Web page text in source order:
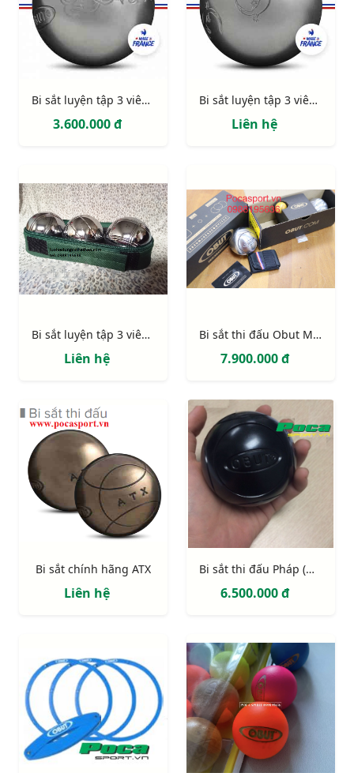
Bi sắt luyện tập 3 viên Obut Tatou
3.600.000 đ
Bi sắt luyện tập 3 viên Obut Salaman
Liên hệ
Bi sắt luyện tập 3 viên giá rẻ
Liên hệ
Bi sắt thi đấu Obut Match IT chính hãng
7.900.000 đ
Bi sắt chính hãng ATX
Liên hệ
Bi sắt thi đấu Pháp (màu đen)
6.500.000 đ